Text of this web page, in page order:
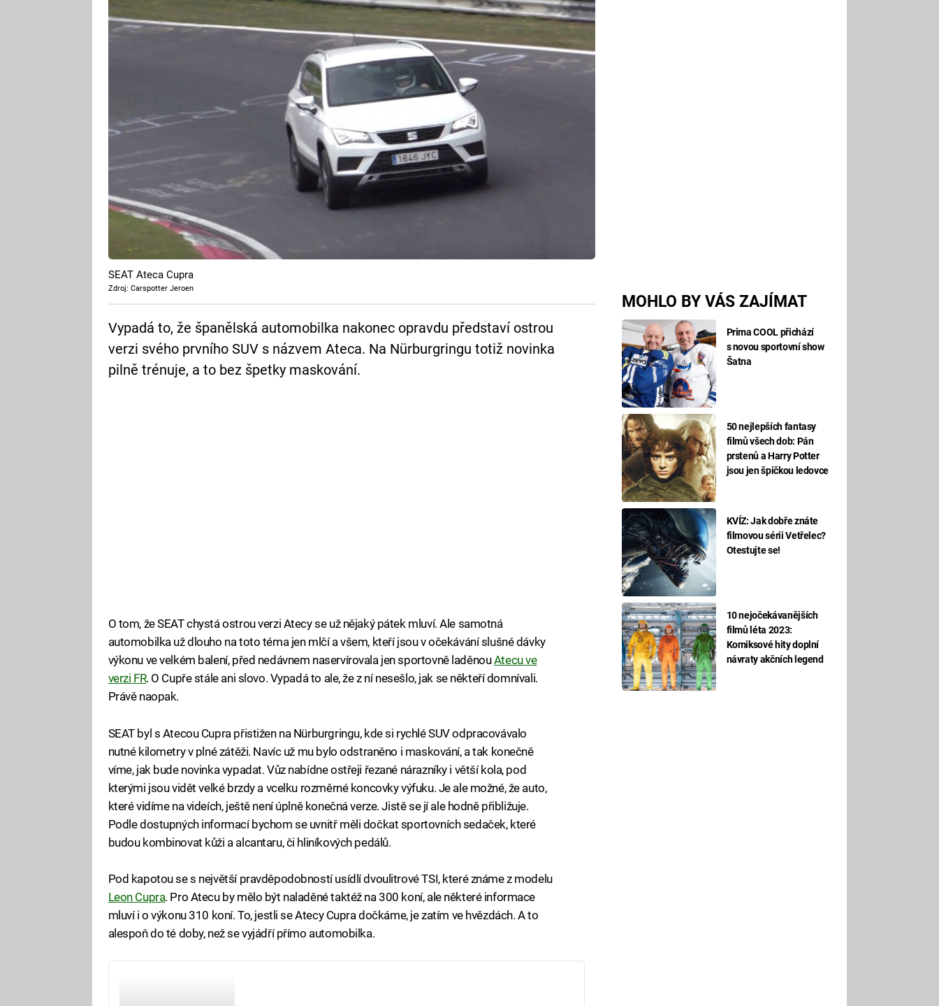
MOHLO BY VÁS ZAJÍMAT
Prima COOL přichází
s novou sportovní show
Šatna
50 nejlepších fantasy
filmů všech dob: Pán
prstenů a Harry Potter
jsou jen špičkou ledovce
KVÍZ: Jak dobře znáte
filmovou sérii Vetřelec?
Otestujte se!
10 nejočekávanějších
filmů léta 2023:
Komiksové hity doplní
návraty akčních legend
SEAT Ateca Cupra
Zdroj: Carspotter Jeroen
Vypadá to, že španělská automobilka nakonec opravdu představí ostrou
verzi svého prvního SUV s názvem Ateca. Na Nürburgringu totiž novinka
pilně trénuje, a to bez špetky maskování.
O tom, že SEAT chystá ostrou verzi Atecy se už nějaký pátek mluví. Ale samotná
automobilka už dlouho na toto téma jen mlčí a všem, kteří jsou v očekávání slušné dávky
výkonu ve velkém balení, před nedávnem naservírovala jen sportovně laděnouAtecu ve
verzi FR. O Cupře stále ani slovo. Vypadá to ale, že z ní nesešlo, jak se někteří domnívali.
Právě naopak.
SEAT byl s Atecou Cupra přistižen na Nürburgringu, kde si rychlé SUV odpracovávalo
nutné kilometry v plné zátěži. Navíc už mu bylo odstraněno i maskování, a tak konečně
víme, jak bude novinka vypadat. Vůz nabídne ostřeji řezané nárazníky i větší kola, pod
kterými jsou vidět velké brzdy a vcelku rozměrné koncovky výfuku. Je ale možné, že auto,
které vidíme na videích, ještě není úplně konečná verze. Jistě se jí ale hodně přibližuje.
Podle dostupných informací bychom se uvnitř měli dočkat sportovních sedaček, které
budou kombinovat kůži a alcantaru, či hliníkových pedálů.
Pod kapotou se s největší pravděpodobností usídlí dvoulitrové TSI, které známe z modelu
Leon Cupra. Pro Atecu by mělo být naladěné taktéž na 300 koní, ale některé informace
mluví i o výkonu 310 koní. To, jestli se Atecy Cupra dočkáme, je zatím ve hvězdách. A to
alespoň do té doby, než se vyjádří přímo automobilka.